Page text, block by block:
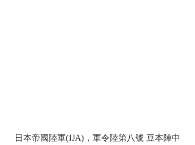
日本帝國陸軍(IJA)，軍令陸第八號 豆本陣中